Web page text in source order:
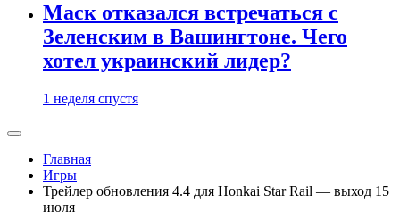
Маск отказался встречаться с
Зеленским в Вашингтоне. Чего
хотел украинский лидер?
1 неделя спустя
Главная
Игры
Трейлер обновления 4.4 для Honkai Star Rail — выход 15
июля